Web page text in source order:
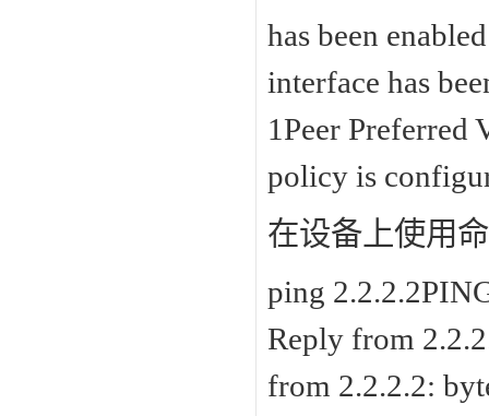
has been
interface has
1Peer
policy is
在设备上使用
ping
Reply from
from 2.2.2.2: